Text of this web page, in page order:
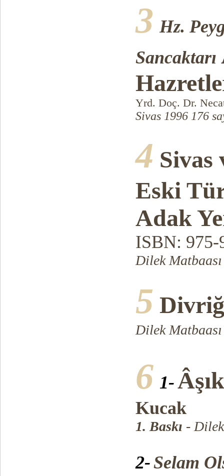
3 Hz.
Sancaktarı
Yrd. Doç. Dr.
Sivas 1996 176
4 Sivas
Eski
Adak
ISBN: 975-
Dilek
5
Dilek
6 1-
Kucak
1. Baskı -
2-Selam